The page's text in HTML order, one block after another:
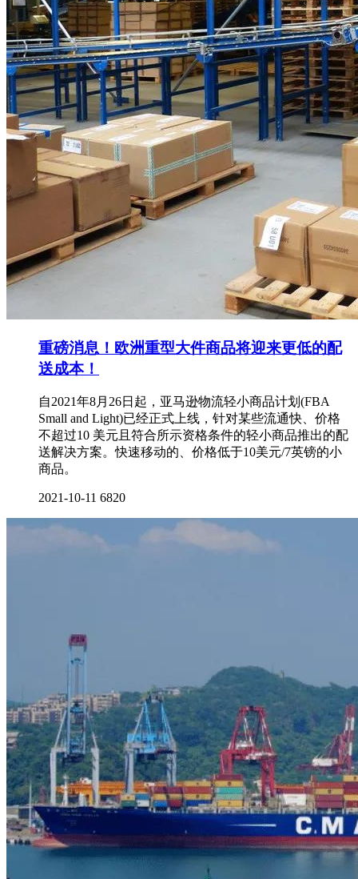
重磅消息！欧洲重型大件商品将迎来更低的配
送成本！
自2021年8月26日起，亚马逊物流轻小商品计划(FBA
Small and Light)已经正式上线，针对某些流通快、价格
不超过10 美元且符合所示资格条件的轻小商品推出的配
送解决方案。快速移动的、价格低于10美元/7英镑的小
商品。
2021-10-11 6820